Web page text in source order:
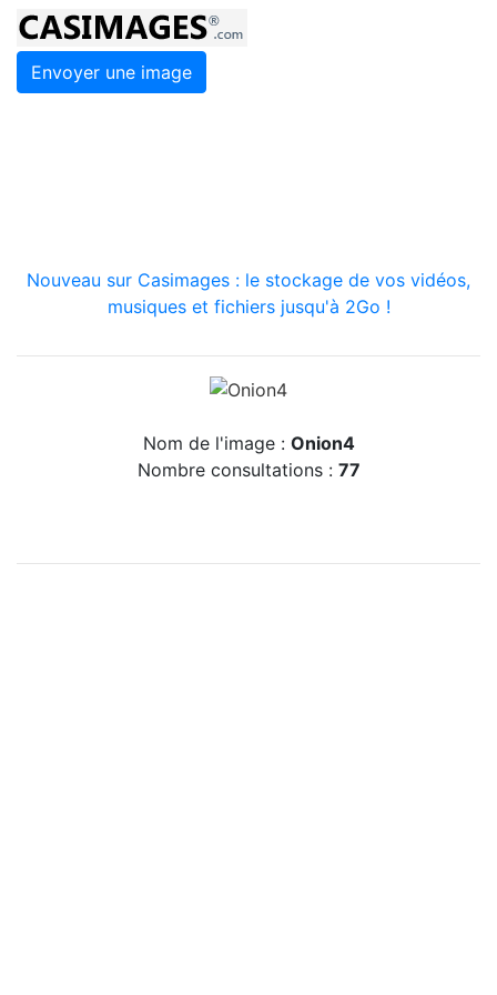
Envoyer une image
Nouveau sur Casimages : le stockage de vos vidéos,
musiques et fichiers jusqu'à 2Go !
Nom de l'image : Onion4
Nombre consultations : 77